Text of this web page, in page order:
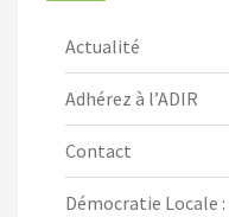
Actualité
Adhérez à l’ADIR
Contact
Démocratie Locale